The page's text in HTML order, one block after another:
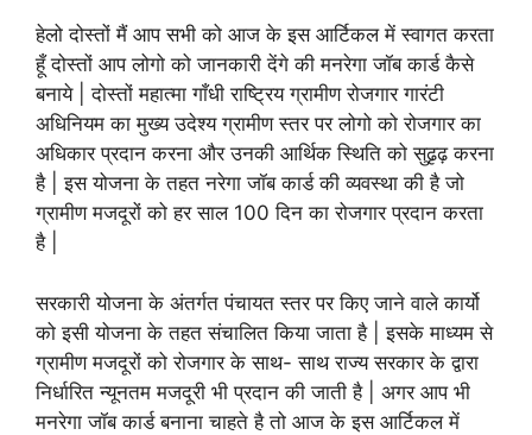
हेलो दोस्तों मैं आप सभी को आज के इस आर्टिकल में स्वागत करता
हूँ दोस्तों आप लोगो को जानकारी देंगे की मनरेगा जॉब कार्ड कैसे
बनाये | दोस्तों महात्मा गाँधी राष्ट्रिय ग्रामीण रोजगार गारंटी
अधिनियम का मुख्य उदेश्य ग्रामीण स्तर पर लोगो को रोजगार का
अधिकार प्रदान करना और उनकी आर्थिक स्थिति को सुढृढ़ करना
है | इस योजना के तहत नरेगा जॉब कार्ड की व्यवस्था की है जो
ग्रामीण मजदूरों को हर साल 100 दिन का रोजगार प्रदान करता
है |
सरकारी योजना के अंतर्गत पंचायत स्तर पर किए जाने वाले कार्यो
को इसी योजना के तहत संचालित किया जाता है | इसके माध्यम से
ग्रामीण मजदूरों को रोजगार के साथ- साथ राज्य सरकार के द्वारा
निर्धारित न्यूनतम मजदूरी भी प्रदान की जाती है | अगर आप भी
मनरेगा जॉब कार्ड बनाना चाहते है तो आज के इस आर्टिकल में